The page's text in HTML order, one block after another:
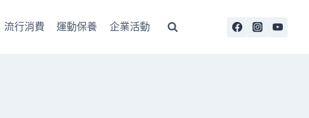
流行消費 運動保養 企業活動